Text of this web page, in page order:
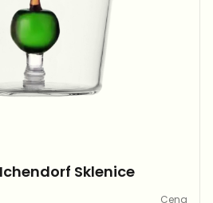
Sklenice
Cena